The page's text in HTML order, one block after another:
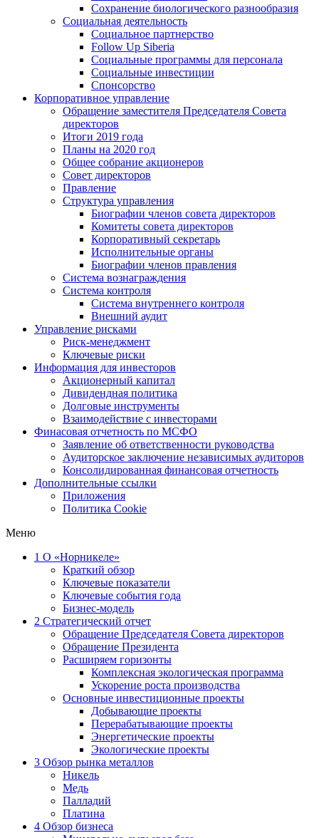
Сохранение биологического разнообразия
Социальная деятельность
Социальное партнерство
Follow Up Siberia
Социальные программы для персонала
Социальные инвестиции
Спонсорство
Корпоративное управление
Обращение заместителя Председателя Совета
директоров
Итоги 2019 года
Планы на 2020 год
Общее собрание акционеров
Совет директоров
Правление
Структура управления
Биографии членов совета директоров
Комитеты совета директоров
Корпоративный секретарь
Исполнительные органы
Биографии членов правления
Система вознаграждения
Система контроля
Система внутреннего контроля
Внешний аудит
Управление рисками
Риск-менеджмент
Ключевые риски
Информация для инвесторов
Акционерный капитал
Дивидендная политика
Долговые инструменты
Взаимодействие с инвеcторами
Финасовая отчетность по МСФО
Заявление об ответственности руководства
Аудиторское заключение независимых аудиторов
Консолидированная финансовая отчетность
Дополнительные ссылки
Приложения
Политика Cookie
Меню
1 О «Норникеле»
Краткий обзор
Ключевые показатели
Ключевые события года
Бизнес-модель
2 Стратегический отчет
Обращение Председателя Совета директоров
Обращение Президента
Расширяем горизонты
Комплексная экологическая программа
Ускорение роста производства
Основные инвестиционные проекты
Добывающие проекты
Перерабатывающие проекты
Энергетические проекты
Экологические проекты
3 Обзор рынка металлов
Никель
Медь
Палладий
Платина
4 Обзор бизнеса